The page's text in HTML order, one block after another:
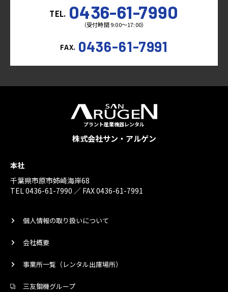
TEL. 0436-61-7990
（受付時間 9:00～17:00）
FAX. 0436-61-7991
プラント産業機器レンタル
株式会社サン・アルゲン
本社
千葉県市原市姉崎海岸68
TEL 0436-61-7990 ／ FAX 0436-61-7991
個人情報の取り扱いについて
会社概要
事業所一覧（レンタル出庫場所）
三友鋼機グループ